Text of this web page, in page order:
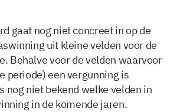
gaat nog niet concreet in op de
uit kleine velden voor de
Behalve voor de velden waarvoor
periode) een vergunning is
nog niet bekend welke velden in
in de komende jaren.